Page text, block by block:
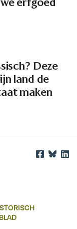
Deze
land de
maken